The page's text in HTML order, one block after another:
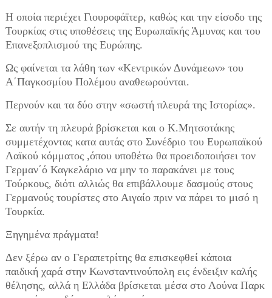
Η οποία περιέχει Γιουροφάϊτερ, καθώς και την είσοδο της
Τουρκίας στις υποθέσεις της Ευρωπαϊκής Άμυνας και του
Επανεξοπλισμού της Ευρώπης.
Ως φαίνεται τα λάθη των «Κεντρικών Δυνάμεων» του
Α΄Παγκοσμίου Πολέμου αναθεωρούνται.
Περνούν και τα δύο στην «σωστή πλευρά της Ιστορίας».
Σε αυτήν τη πλευρά βρίσκεται και ο Κ.Μητσοτάκης
συμμετέχοντας κατα αυτάς στο Συνέδριο του Ευρωπαϊκού
Λαϊκού κόμματος ,όπου υποθέτω θα προειδοποιήσει τον
Γερμαν΄ό Καγκελάριο να μην το παρακάνει με τους
Τούρκους, διότι αλλιώς θα επιβάλλουμε δασμούς στους
Γερμανούς τουρίστες στο Αιγαίο πριν να πάρει το μισό η
Τουρκία.
Ξηγημένα πράγματα!
Δεν ξέρω αν ο Γεραπετρίτης θα επισκεφθεί κάποια
παιδική χαρά στην Κωνσταντινούπολη εις ένδειξιν καλής
θέλησης, αλλά η Ελλάδα βρίσκεται μέσα στο Λούνα Παρκ